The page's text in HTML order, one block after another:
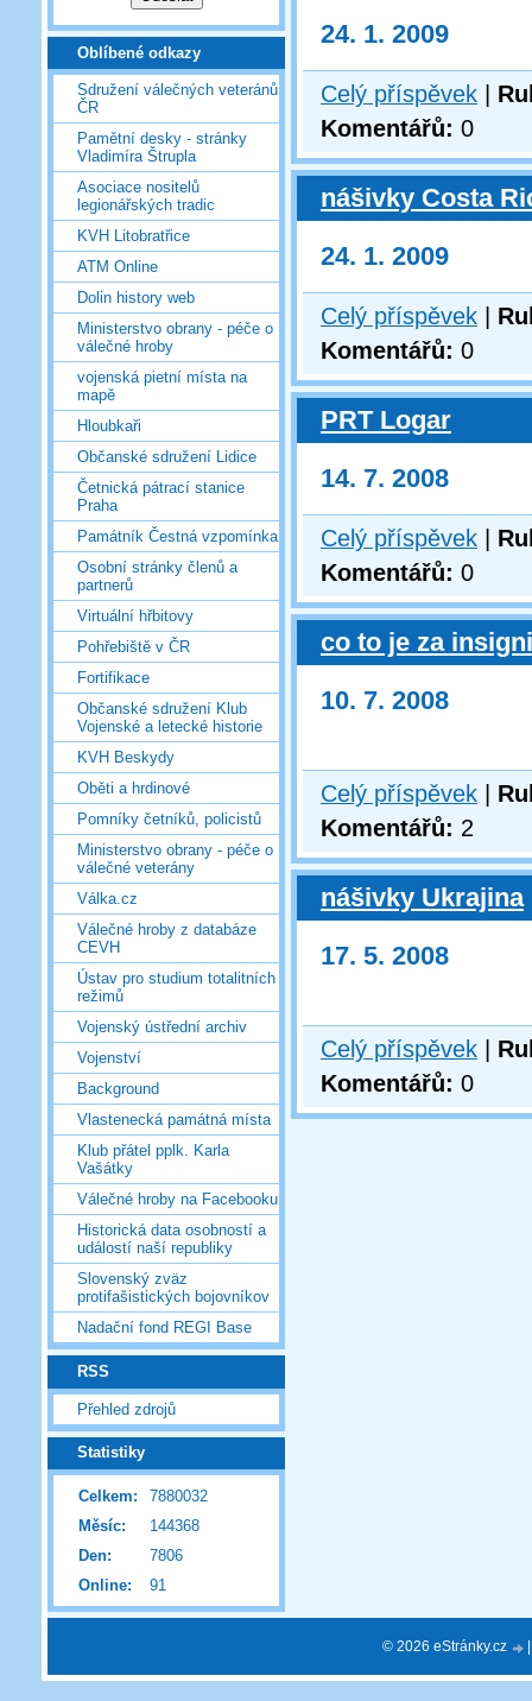
Oblíbené odkazy
Sdružení válečných veteránů
ČR
Pamětní desky - stránky
Vladimíra Štrupla
Asociace nositelů
legionářských tradic
KVH Litobratřice
ATM Online
Dolin history web
Ministerstvo obrany - péče o
válečné hroby
vojenská pietní místa na
mapě
Hloubkaři
Občanské sdružení Lidice
Četnická pátrací stanice
Praha
Památník Čestná vzpomínka
Osobní stránky členů a
partnerů
Virtuální hřbitovy
Pohřebiště v ČR
Fortifikace
Občanské sdružení Klub
Vojenské a letecké historie
KVH Beskydy
Oběti a hrdinové
Pomníky četníků, policistů
Ministerstvo obrany - péče o
válečné veterány
Válka.cz
Válečné hroby z databáze
CEVH
Ústav pro studium totalitních
režimů
Vojenský ústřední archiv
Vojenství
Background
Vlastenecká památná místa
Klub přátel pplk. Karla
Vašátky
Válečné hroby na Facebooku
Historická data osobností a
událostí naší republiky
Slovenský zväz
protifašistických bojovníkov
Nadační fond REGI Base
RSS
Přehled zdrojů
Statistiky
Online: 91
Celkem:
7880032
Měsíc:
144368
Den:
7806
24. 1. 2009
Celý příspěvek
Komentářů: 0
nášivky Costa
24. 1. 2009
Celý příspěvek
Komentářů: 0
PRT Logar
14. 7. 2008
Celý příspěvek
Komentářů: 0
co to je za
10. 7. 2008
Celý příspěvek
Komentářů: 2
nášivky Ukrajina
17. 5. 2008
Celý příspěvek
Komentářů: 0
© 2026 eStránky.cz